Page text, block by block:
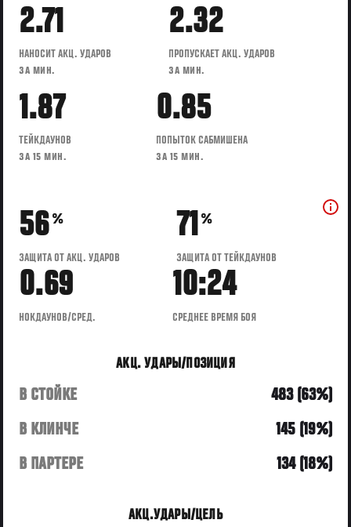
2.71
НАНОСИТ АКЦ. УДАРОВ
ЗА МИН.
2.32
ПРОПУСКАЕТ АКЦ. УДАРОВ
ЗА МИН.
1.87
ТЕЙКДАУНОВ
ЗА 15 МИН.
0.85
ПОПЫТОК САБМИШЕНА
ЗА 15 МИН.
56 %
ЗАЩИТА ОТ АКЦ. УДАРОВ
71 %
ЗАЩИТА ОТ ТЕЙКДАУНОВ
0.69
НОКДАУНОВ/СРЕД.
10:24
СРЕДНЕЕ ВРЕМЯ БОЯ
АКЦ. УДАРЫ/ПОЗИЦИЯ
В СТОЙКЕ
483 (63%)
В КЛИНЧЕ
145 (19%)
В ПАРТЕРЕ
134 (18%)
АКЦ.УДАРЫ/ЦЕЛЬ